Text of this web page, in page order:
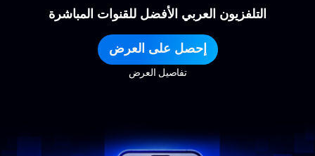
التلفزيون العربي الأفضل للقنوات المباشرة
إحصل على العرض
تفاصيل العرض